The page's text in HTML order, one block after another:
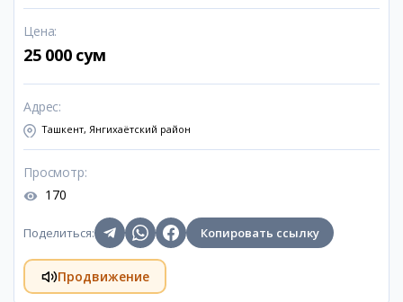
Цена:
25 000 сум
Адрес:
Ташкент, Янгихаётский район
Просмотр:
170
Поделиться: Копировать ссылку
Продвижение